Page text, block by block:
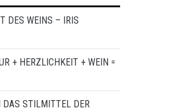
DES WEINS – IRIS
+ HERZLICHKEIT + WEIN =
DAS STILMITTEL DER